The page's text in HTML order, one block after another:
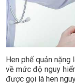
Hen phế quản
về mức độ nguy
được gọi là hen